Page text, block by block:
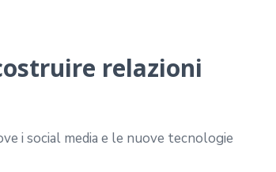
relazioni
i social media e le nuove tecnologie